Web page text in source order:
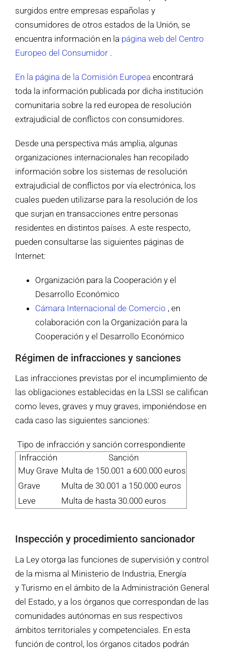
surgidos entre empresas españolas y
consumidores de otros estados de la Unión, se
encuentra información en la página web del Centro
Europeo del Consumidor .
En la página de la Comisión Europea encontrará
toda la información publicada por dicha institución
comunitaria sobre la red europea de resolución
extrajudicial de conflictos con consumidores.
Desde una perspectiva más amplia, algunas
organizaciones internacionales han recopilado
información sobre los sistemas de resolución
extrajudicial de conflictos por vía electrónica, los
cuales pueden utilizarse para la resolución de los
que surjan en transacciones entre personas
residentes en distintos países. A este respecto,
pueden consultarse las siguientes páginas de
Internet:
Organización para la Cooperación y el
Desarrollo Económico
Cámara Internacional de Comercio , en
colaboración con la Organización para la
Cooperación y el Desarrollo Económico
Régimen de infracciones y sanciones
Las infracciones previstas por el incumplimiento de
las obligaciones establecidas en la LSSI se califican
como leves, graves y muy graves, imponiéndose en
cada caso las siguientes sanciones:
Tipo de infracción y sanción correspondiente
Infracción
Sanción
Muy Grave Multa de 150.001 a 600.000 euros
Grave
Multa de 30.001 a 150.000 euros
Leve
Multa de hasta 30.000 euros
Inspección y procedimiento sancionador
La Ley otorga las funciones de supervisión y control
de la misma al Ministerio de Industria, Energía
y Turismo en el ámbito de la Administración General
del Estado, y a los órganos que correspondan de las
comunidades autónomas en sus respectivos
ámbitos territoriales y competenciales. En esta
función de control, los órganos citados podrán